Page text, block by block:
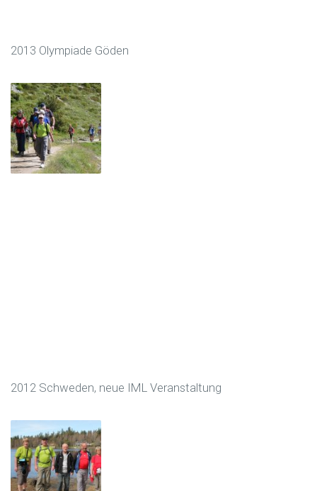
2013 Olympiade Göden
2012 Schweden, neue IML Veranstaltung